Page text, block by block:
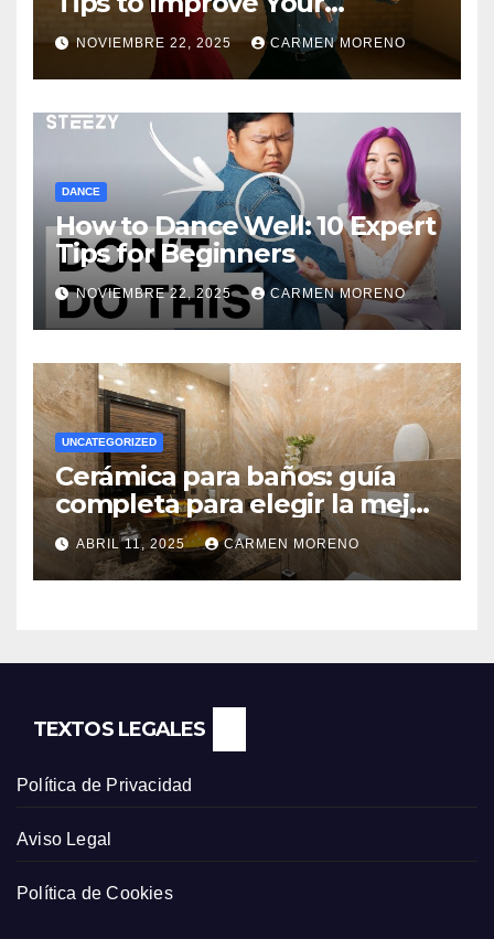
Dancing Skills Fast
NOVIEMBRE 22, 2025 CARMEN MORENO
DANCE
How to Dance Well: 10 Expert
Tips for Beginners
NOVIEMBRE 22, 2025 CARMEN MORENO
UNCATEGORIZED
Cerámica para baños: guía
completa para elegir la mejor
opción
ABRIL 11, 2025 CARMEN MORENO
TEXTOS LEGALES
Política de Privacidad
Aviso Legal
Política de Cookies